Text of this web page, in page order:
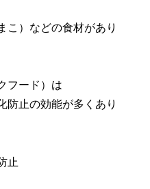
こ）などの食材があり
フード）は
防止の効能が多くあり
止